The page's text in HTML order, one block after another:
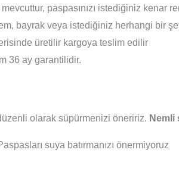
paspasınızı istediğiniz
bayrak veya istediğiniz herhangi bir
üretilir kargoya teslim edilir
36 ay garantilidir.
olarak süpürmenizi öneririz. Nemli
suya batırmanızı önermiyoruz